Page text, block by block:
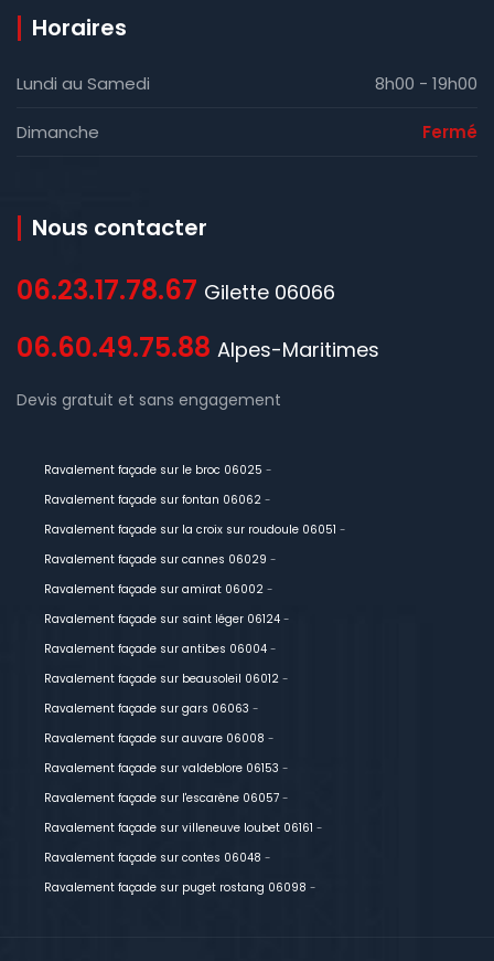
Horaires
Lundi au Samedi 8h00 - 19h00
Dimanche Fermé
Nous contacter
06.23.17.78.67 Gilette 06066
06.60.49.75.88 Alpes-Maritimes
Devis gratuit et sans engagement
Ravalement façade sur le broc 06025 -
Ravalement façade sur fontan 06062 -
Ravalement façade sur la croix sur roudoule 06051 -
Ravalement façade sur cannes 06029 -
Ravalement façade sur amirat 06002 -
Ravalement façade sur saint léger 06124 -
Ravalement façade sur antibes 06004 -
Ravalement façade sur beausoleil 06012 -
Ravalement façade sur gars 06063 -
Ravalement façade sur auvare 06008 -
Ravalement façade sur valdeblore 06153 -
Ravalement façade sur l'escarène 06057 -
Ravalement façade sur villeneuve loubet 06161 -
Ravalement façade sur contes 06048 -
Ravalement façade sur puget rostang 06098 -